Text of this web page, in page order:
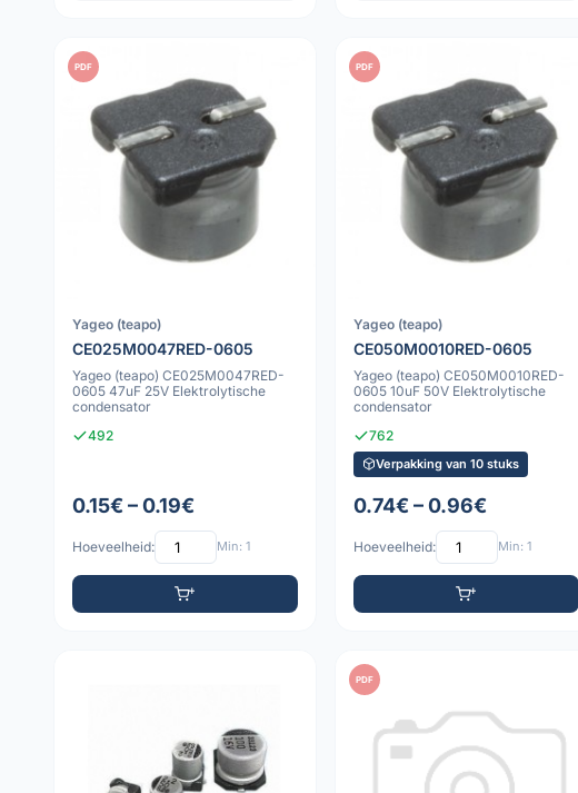
PDF
Yageo (teapo)
CE025M0047RED-0605
Yageo (teapo) CE025M0047RED-
0605 47uF 25V Elektrolytische
condensator
492
0.15€ – 0.19€
Hoeveelheid: Min: 1
PDF
Yageo (teapo)
CE050M0010RED-0605
Yageo (teapo) CE050M0010RED-
0605 10uF 50V Elektrolytische
condensator
762
Verpakking van 10 stuks
0.74€ – 0.96€
Hoeveelheid: Min: 1
PDF